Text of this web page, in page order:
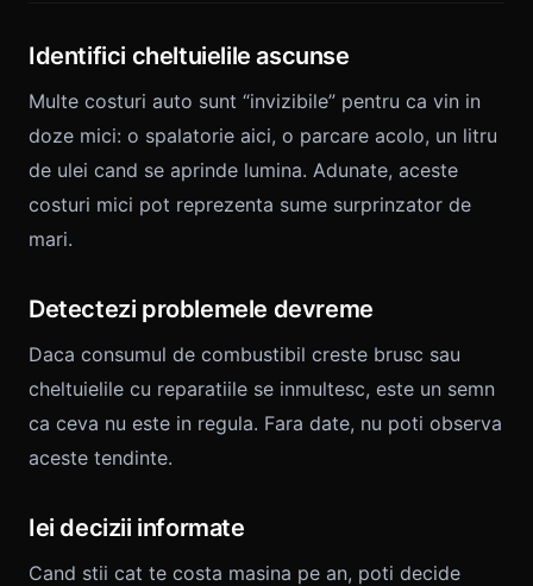
Identifici cheltuielile ascunse
Multe costuri auto sunt “invizibile” pentru ca vin in
doze mici: o spalatorie aici, o parcare acolo, un litru
de ulei cand se aprinde lumina. Adunate, aceste
costuri mici pot reprezenta sume surprinzator de
mari.
Detectezi problemele devreme
Daca consumul de combustibil creste brusc sau
cheltuielile cu reparatiile se inmultesc, este un semn
ca ceva nu este in regula. Fara date, nu poti observa
aceste tendinte.
Iei decizii informate
Cand stii cat te costa masina pe an, poti decide